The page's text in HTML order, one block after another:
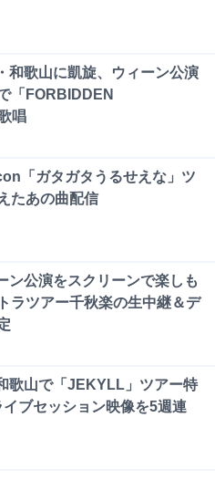
和歌山に凱旋、ウィーン公演
「FORBIDDEN
唱
「ガタガタうるせえな」ツ
たあの曲配信
ン公演をスクリーンで楽しも
ラツアー千秋楽の生中継＆デ
歌山で「JEKYLL」ツアー特
イブセッション映像を5週連